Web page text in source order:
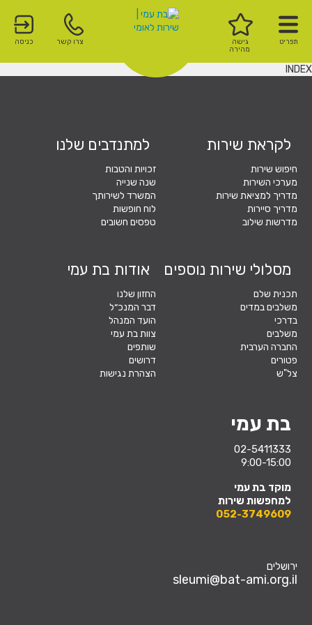
תפריט צרו קשר
גישה
מהירה
כניסה
INDEX
בת עמי
02-5411333
9:00-15:00
מוקד בת עמי
למחפשות שירות
052-3749609
לקראת שירות
חיפוש שירות
מערכי השירות
מדריך למציאת שירות
מדריך סיירות
מדרשות שילוב
למתנדבים שלנו
זכויות והטבות
שנה שנייה
המשרד לשירותך
לוח חופשות
טפסים חשובים
מסלולי שירות נוספים
תכנית שלם
משלבים במדים
בדרכי
משלבים
החברה הערבית
פטורים
צל"ש
אודות בת עמי
החזון שלנו
דבר המנכ״ל
הועד המנהל
צוות בת עמי
שותפים
דרושים
הצהרת נגישות
ירושלים
sleumi@bat-ami.org.il